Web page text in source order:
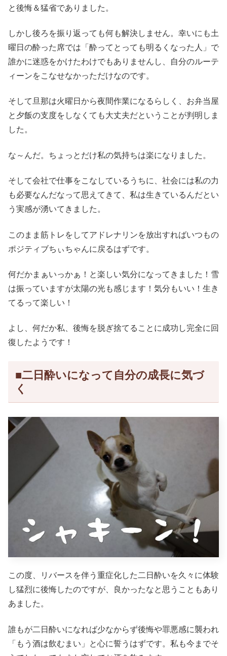
と後悔＆猛省でありました。
しかし後ろを振り返っても何も解決しません。幸いにも土
曜日の酔った席では「酔ってとっても明るくなった人」で
誰かに迷惑をかけたわけでもありませんし、自分のルーテ
ィーンをこなせなかっただけなのです。
そして旦那は火曜日から夜間作業になるらしく、お弁当屋
と夕飯の支度をしなくても大丈夫だということが判明しま
した。
な～んだ。ちょっとだけ私の気持ちは楽になりました。
そして会社で仕事をこなしているうちに、社会には私の力
も必要なんだなって思えてきて、私は生きているんだとい
う実感が湧いてきました。
このまま筋トレをしてアドレナリンを放出すればいつもの
ポジティブちぃちゃんに戻るはずです。
何だかまぁいっかぁ！と楽しい気分になってきました！雪
は振っていますが太陽の光も感じます！気分もいい！生き
てるって楽しい！
よし、何だか私、後悔を脱ぎ捨てることに成功し完全に回
復したようです！
■二日酔いになって自分の成長に気づ
く
この度、リバースを伴う重症化した二日酔いを久々に体験
し猛烈に後悔したのですが、良かったなと思うこともあり
あました。
誰もが二日酔いになれば少なからず後悔や罪悪感に襲われ
「もう酒は飲むまい」と心に誓うはずです。私も今までそ